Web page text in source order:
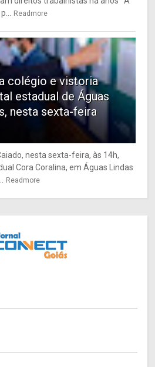
Readmore
colégio e vistoria
estadual de Águas
nesta sexta-feira
nesta sexta-feira, às 14h,
Cora Coralina, em Águas Lindas
Readmore